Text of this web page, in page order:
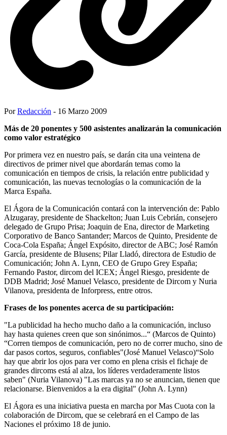
PorRedacción - 16 Marzo 2009
Más de 20 ponentes y 500 asistentes analizarán la comunicación
como valor estratégico
Por primera vez en nuestro país, se darán cita una veintena de
directivos de primer nivel que abordarán temas como la
comunicación en tiempos de crisis, la relación entre publicidad y
comunicación, las nuevas tecnologías o la comunicación de la
Marca España.
El Ágora de la Comunicación contará con la intervención de: Pablo
Alzugaray, presidente de Shackelton; Juan Luis Cebrián, consejero
delegado de Grupo Prisa; Joaquin de Ena, director de Marketing
Corporativo de Banco Santander; Marcos de Quinto, Presidente de
Coca-Cola España; Ángel Expósito, director de ABC; José Ramón
García, presidente de Blusens; Pilar Lladó, directora de Estudio de
Comunicación; John A. Lynn, CEO de Grupo Grey España;
Fernando Pastor, dircom del ICEX; Ángel Riesgo, presidente de
DDB Madrid; José Manuel Velasco, presidente de Dircom y Nuria
Vilanova, presidenta de Inforpress, entre otros.
Frases de los ponentes acerca de su participación:
"La publicidad ha hecho mucho daño a la comunicación, incluso
hay hasta quienes creen que son sinónimos...“ (Marcos de Quinto)
“Corren tiempos de comunicación, pero no de correr mucho, sino de
dar pasos cortos, seguros, confiables"(José Manuel Velasco)“Solo
hay que abrir los ojos para ver como en plena crisis el fichaje de
grandes dircoms está al alza, los líderes verdaderamente listos
saben" (Nuria Vilanova) "Las marcas ya no se anuncian, tienen que
relacionarse. Bienvenidos a la era digital" (John A. Lynn)
El Ágora es una iniciativa puesta en marcha por Mas Cuota con la
colaboración de Dircom, que se celebrará en el Campo de las
Naciones el próximo 18 de junio.